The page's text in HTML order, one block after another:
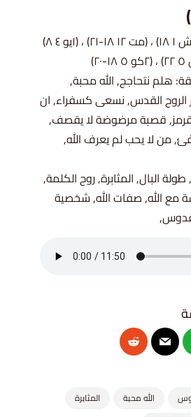
شواهد متعلقة: (اش ١ ١٨) ، (مت ١٢ ١٨-٢١) ، (١يو ٤ ٨)
هلم نتحاجج, الله محبة,
الروح القدس, نسعى كسفراء, ان
قصبة مرضوضة لا يقصف,
من لا يحب لم يعرف الله,
البال, المثابرة, روح الكلمة,
مع الله, صفات الله, شخصية
الله محبة
المثابرة